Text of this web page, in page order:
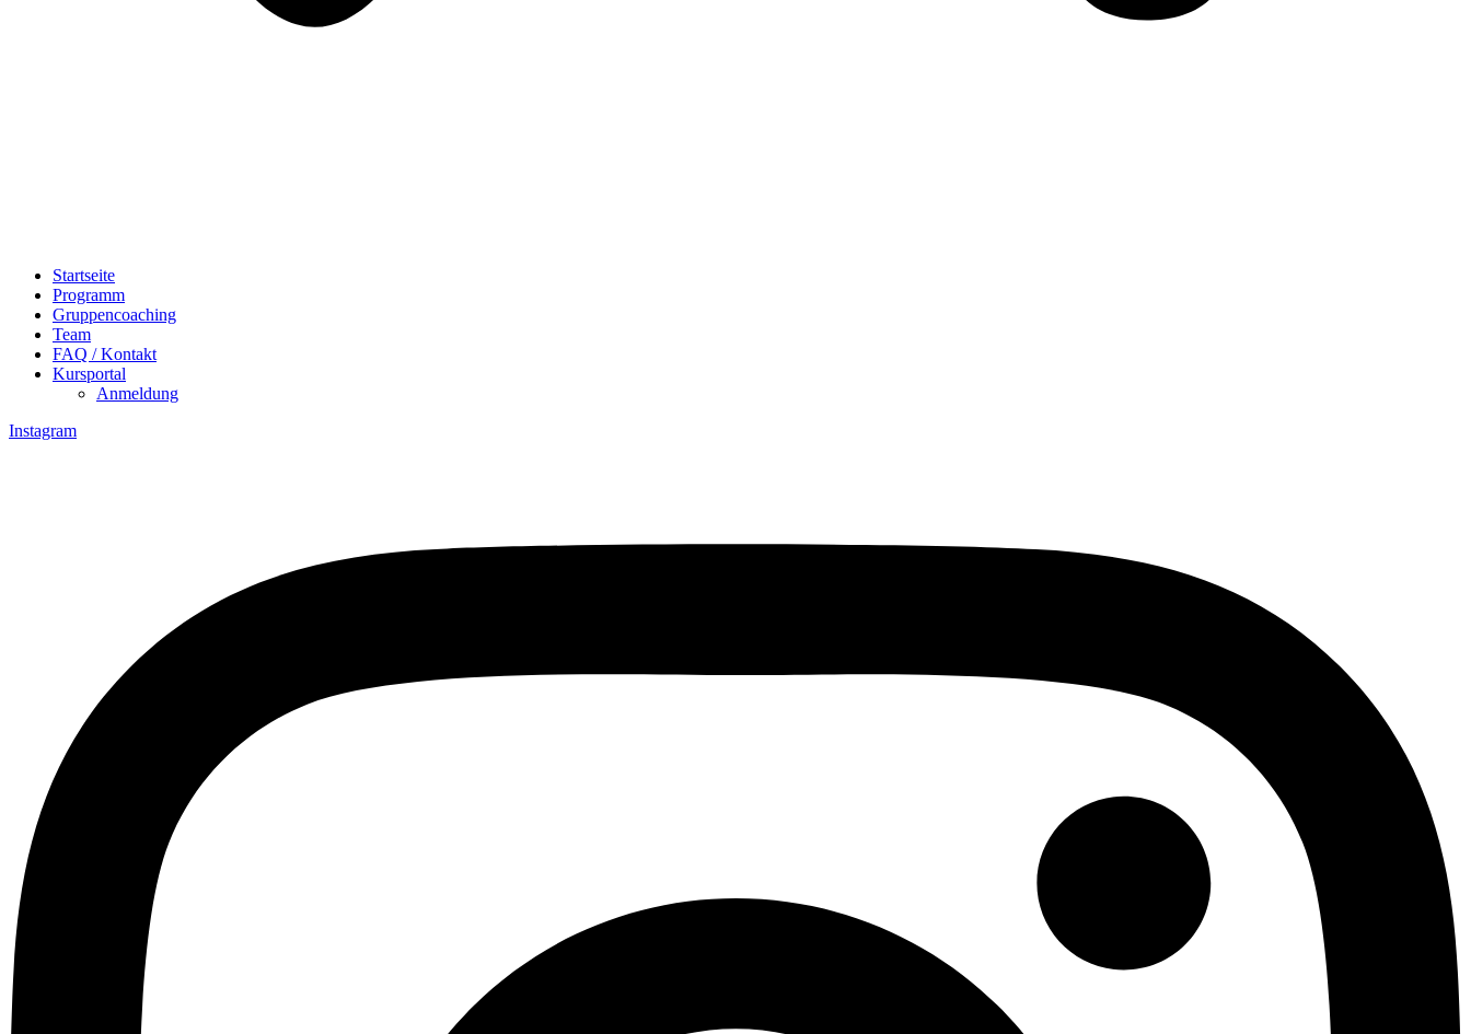
Startseite
Programm
Gruppencoaching
Team
FAQ / Kontakt
Kursportal
Anmeldung
Instagram